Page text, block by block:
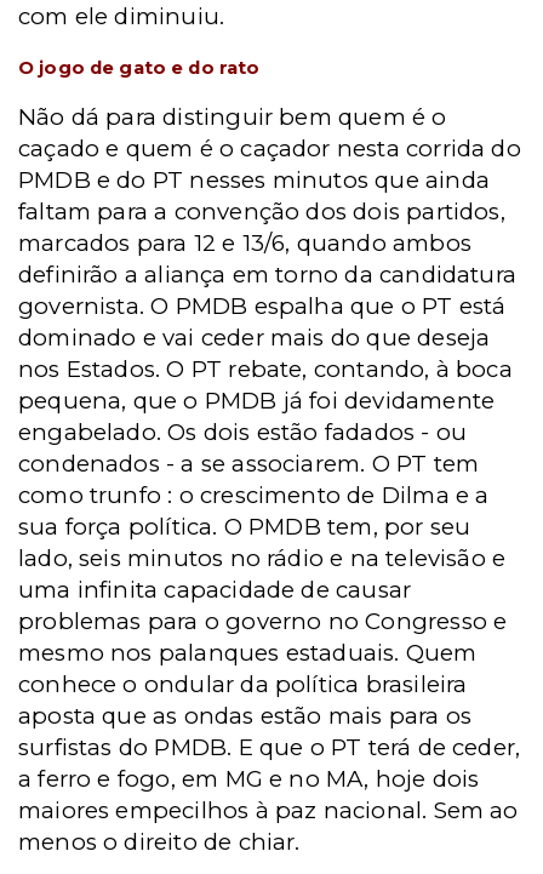
com ele diminuiu.
O jogo de gato e do rato
Não dá para distinguir bem quem é o
caçado e quem é o caçador nesta corrida do
PMDB e do PT nesses minutos que ainda
faltam para a convenção dos dois partidos,
marcados para 12 e 13/6, quando ambos
definirão a aliança em torno da candidatura
governista. O PMDB espalha que o PT está
dominado e vai ceder mais do que deseja
nos Estados. O PT rebate, contando, à boca
pequena, que o PMDB já foi devidamente
engabelado. Os dois estão fadados - ou
condenados - a se associarem. O PT tem
como trunfo : o crescimento de Dilma e a
sua força política. O PMDB tem, por seu
lado, seis minutos no rádio e na televisão e
uma infinita capacidade de causar
problemas para o governo no Congresso e
mesmo nos palanques estaduais. Quem
conhece o ondular da política brasileira
aposta que as ondas estão mais para os
surfistas do PMDB. E que o PT terá de ceder,
a ferro e fogo, em MG e no MA, hoje dois
maiores empecilhos à paz nacional. Sem ao
menos o direito de chiar.